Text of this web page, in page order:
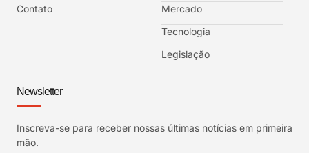
Contato
Mercado
Tecnologia
Legislação
Newsletter
Inscreva-se para receber nossas últimas notícias em primeira
mão.